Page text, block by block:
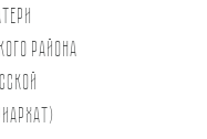
района